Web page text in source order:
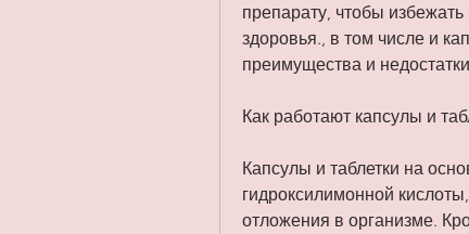
препарату, чтобы
здоровья., в том числе и
преимущества и
Как работают капсулы и
Капсулы и таблетки на
гидроксилимонной
отложения в организме.